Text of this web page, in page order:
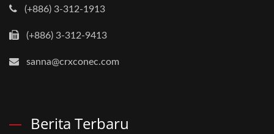
(+886) 3-312-1913
(+886) 3-312-9413
sanna@crxconec.com
Berita Terbaru